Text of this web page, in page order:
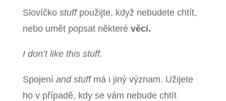
Slovíčko stuffpoužijte, když nebudete chtít,
nebo umět popsat některé věci.
I don’t like this stuff.
Spojení and stuffmá i jiný význam. Užijete
ho v případě, kdy se vám nebude chtít